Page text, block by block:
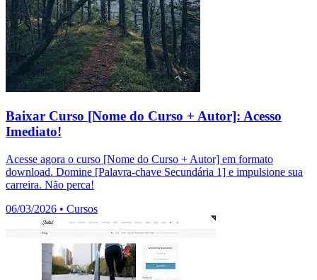
Baixar Curso [Nome do Curso + Autor]: Acesso
Imediato!
Acesse agora o curso [Nome do Curso + Autor] em formato
download. Domine [Palavra-chave Secundária 1] e impulsione sua
carreira. Não perca!
06/03/2026 • Cursos